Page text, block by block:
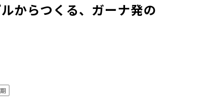
からつくる、ガーナ発の